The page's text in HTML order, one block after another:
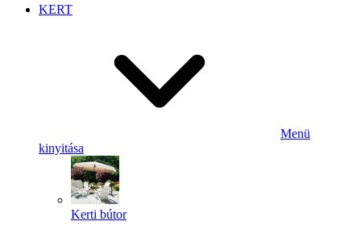
KERT
Menü
kinyitása
Kerti bútor